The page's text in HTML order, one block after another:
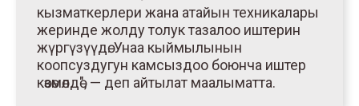
кызматкерлери жана атайын техникалары
жеринде жолду толук тазалоо иштерин
жүргүзүүдө. Унаа кыймылынын
коопсуздугун камсыздоо боюнча иштер
көзөмөлдө", — деп айтылат маалыматта.